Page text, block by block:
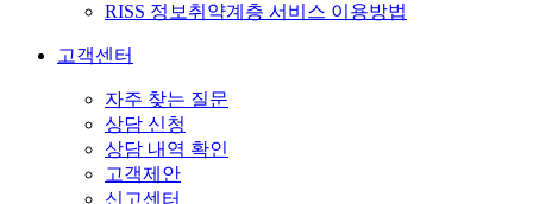
RISS 정보취약계층 서비스 이용방법
고객센터
자주 찾는 질문
상담 신청
상담 내역 확인
고객제안
신고센터